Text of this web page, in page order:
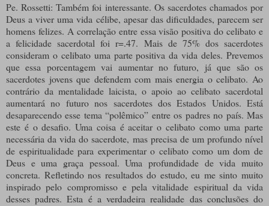
Pe. Rossetti: Também foi interessante. Os sacerdotes chamados por
Deus a viver uma vida célibe, apesar das dificuldades, parecem ser
homens felizes. A correlação entre essa visão positiva do celibato e
a felicidade sacerdotal foi r=.47. Mais de 75% dos sacerdotes
consideram o celibato uma parte positiva da vida deles. Prevemos
que essa porcentagem vai aumentar no futuro, já que são os
sacerdotes jovens que defendem com mais energia o celibato. Ao
contrário da mentalidade laicista, o apoio ao celibato sacerdotal
aumentará no futuro nos sacerdotes dos Estados Unidos. Está
desaparecendo esse tema “polêmico” entre os padres no país. Mas
este é o desafio. Uma coisa é aceitar o celibato como uma parte
necessária da vida do sacerdote, mas precisa de um profundo nível
de espiritualidade para experimentar o celibato como um dom de
Deus e uma graça pessoal. Uma profundidade de vida muito
concreta. Refletindo nos resultados do estudo, eu me sinto muito
inspirado pelo compromisso e pela vitalidade espiritual da vida
desses padres. Esta é a verdadeira realidade das conclusões do